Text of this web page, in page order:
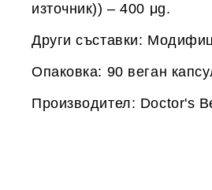
източник)) – 400 μg.
Други съставки:
Опаковка: 90 веган
Производител: Doctor's